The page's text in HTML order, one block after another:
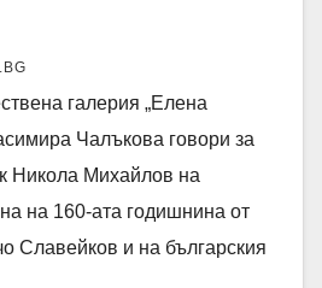
галерия „Елена
Чалъкова говори за
Никола Михайлов на
на 160-ата годишнина от
Славейков и на българския